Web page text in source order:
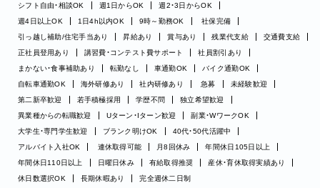
シフト自由・相談OK
週1日からOK
週2・3日からOK
週4日以上OK
1日4h以内OK 9時～勤務OK
社保完備
引っ越し補助/住宅手当あり
昇給あり 賞与あり 残業代支給
交通費支給
正社員登用あり
講習費・コンテスト費サポート
社員割引あり
まかない・食事補助あり
転勤なし 車通勤OK
バイク通勤OK
自転車通勤OK
海外研修あり 社内研修あり 急募
未経験歓迎
第二新卒歓迎
若手積極採用 学歴不問
独立希望歓迎
異業種からの転職歓迎
Uターン・Iターン歓迎
副業・WワークOK
大学生・専門学生歓迎
ブランク明けOK
40代・50代活躍中
アルバイト入社OK
連休取得可能 月8回休み
年間休日105日以上
年間休日110日以上
日曜日休み 有給取得推奨
産休・育休取得実績あり
休日数選択OK
長期休暇あり 完全週休二日制